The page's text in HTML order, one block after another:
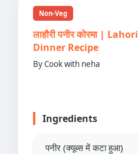
Non-Veg
लाहौरी पनीर कोरमा |
Dinner Recipe
By Cook with neha
Ingredients
पनीर (क्यूब्स में कटा हुआ)